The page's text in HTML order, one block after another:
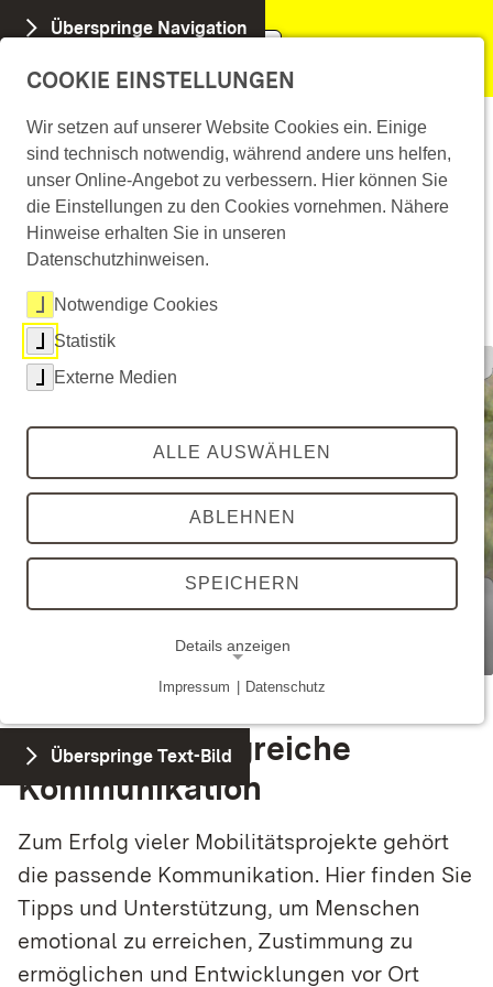
Überspringe Navigation
Leichte Sprache
Gebärdensprache
Überspringe Seiten-Bühne
Für Kommunen &
Organisationen
Neue Mobilität braucht tatkräftige Unterstützerinnen
und Unterstützer, die nicht nur selbst handeln, sondern
auch andere befähigen, diese auszuprobieren und zu
erleben.
2023 Ministerium für Verkehr Baden-Württemberg CC BY-SA
Überspringe Text-Bild
Tipps für erfolgreiche
Kommunikation
Zum Erfolg vieler Mobilitätsprojekte gehört
die passende Kommunikation. Hier finden Sie
Tipps und Unterstützung, um Menschen
emotional zu erreichen, Zustimmung zu
ermöglichen und Entwicklungen vor Ort
COOKIE EINSTELLUNGEN
Wir setzen auf unserer Website Cookies ein. Einige
sind technisch notwendig, während andere uns helfen,
unser Online-Angebot zu verbessern. Hier können Sie
die Einstellungen zu den Cookies vornehmen. Nähere
Hinweise erhalten Sie in unseren
Datenschutzhinweisen.
Notwendige Cookies
Statistik
Externe Medien
ALLE AUSWÄHLEN
ABLEHNEN
SPEICHERN
Details anzeigen
Technisch notwendige Cookies ermöglichen
grundlegende Funktionen und sind für die
einwandfreie Funktion der Webseite erforderlich.
STATISTIK
Statistik-Cookies werden zur Analyse und
Optimierung der Webseite verwendet.
Impressum Datenschutz